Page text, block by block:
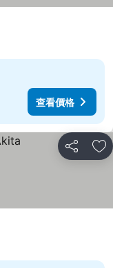
查看價格
分享 加